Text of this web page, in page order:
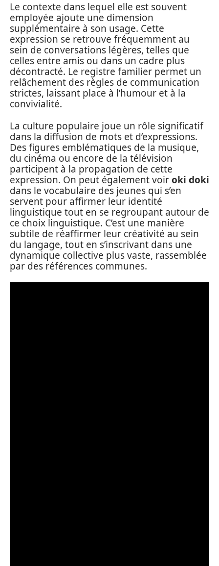
Le contexte dans lequel elle est souvent
employée ajoute une dimension
supplémentaire à son usage. Cette
expression se retrouve fréquemment au
sein de conversations légères, telles que
celles entre amis ou dans un cadre plus
décontracté. Le registre familier permet un
relâchement des règles de communication
strictes, laissant place à l’humour et à la
convivialité.
La culture populaire joue un rôle significatif
dans la diffusion de mots et d’expressions.
Des figures emblématiques de la musique,
du cinéma ou encore de la télévision
participent à la propagation de cette
expression. On peut également voiroki doki
dans le vocabulaire des jeunes qui s’en
servent pour affirmer leur identité
linguistique tout en se regroupant autour de
ce choix linguistique. C’est une manière
subtile de réaffirmer leur créativité au sein
du langage, tout en s’inscrivant dans une
dynamique collective plus vaste, rassemblée
par des références communes.